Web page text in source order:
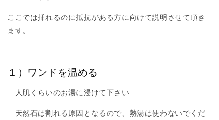
ここでは挿れるのに抵抗がある方に向けて説明させて頂き
ます。
１）ワンドを温める
人肌くらいのお湯に浸けて下さい
天然石は割れる原因となるので、熱湯は使わないでくだ